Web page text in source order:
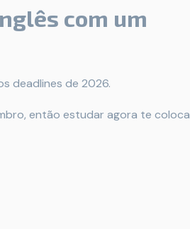
com um
deadlines de 2026.
então estudar agora te coloca